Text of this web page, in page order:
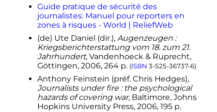
↑Collectif, « La guerre du Golfe,
spectacle mondial de la guerre en
direct »,p. 289-290, chapitre 12
« Culture audiovisuelle : vers la
globalisation culturelle », inCulture,
médias, pouvoirs aux États-Unis et
en Europe occidentale, 1945-1991,
Armand Colin, 2018.
↑« Xénophon : historien et/ou
journaliste » in Marie-Françoise
Baslez, Les sources littéraires de
Guide pratique de sécurité des
journalistes: Manuel pour reporters en
zones à risques - World | ReliefWeb
(de) Ute Daniel (dir.), Augenzeugen :
Kriegsberichterstattung vom 18. zum 21.
Jahrhundert, Vandenhoeck & Ruprecht,
Göttingen, 2006, 264 p. (ISBN 3-525-36737-6)
Anthony Feinstein (préf.Chris Hedges),
Journalists under fire : the psychological
hazards of covering war, Baltimore, Johns
Hopkins University Press, 2006, 195 p.